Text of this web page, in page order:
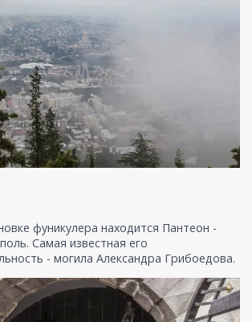
фуникулера находится Пантеон -
Самая известная его
- могила Александра Грибоедова.